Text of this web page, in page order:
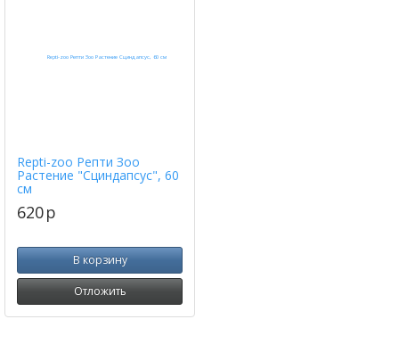
Repti-zoo Репти Зоо
Растение "Сциндапсус", 60
см
620p
В корзину
Отложить